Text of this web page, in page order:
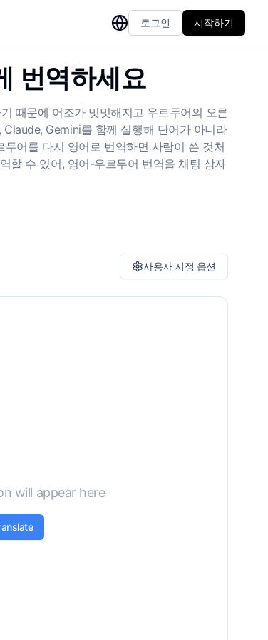
로그인 시작하기
번역하세요
때문에 어조가 밋밋해지고 우르두어의 오른
Gemini를 함께 실행해 단어가 아니라
어를 다시 영어로 번역하면 사람이 쓴 것처
할 수 있어, 영어-우르두어 번역을 채팅 상자
사용자 지정 옵션
will appear here